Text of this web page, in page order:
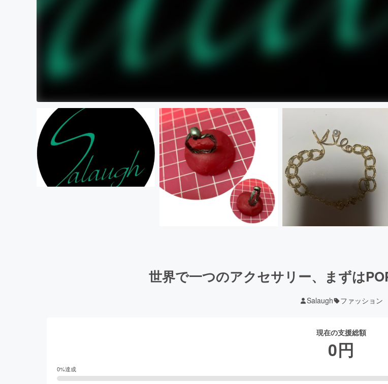
世界で一つのアクセサリー、まずは
Salaugh ファッション
現在の支援総額
0円
0%達成